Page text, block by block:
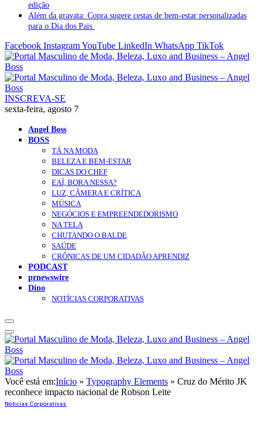
edição
Além da gravata: Copra sugere cestas de bem-estar personalizadas
para o Dia dos Pais
Facebook InstagramYouTube LinkedIn WhatsApp TikTok
INSCREVA-SE
sexta-feira, agosto 7
Angel Boss
BOSS
TÁ NA MODA
BELEZA E BEM-ESTAR
DICAS DO CHEF
EAÍ, BORA NESSA?
LUZ, CÂMERA E CRÍTICA
MÚSICA
NEGÓCIOS E EMPREENDEDORISMO
NA TELA
CHUTANDO O BALDE
SAÚDE
CRÔNICAS DE UM CIDADÃO APRENDIZ
PODCAST
prnewswire
Dino
NOTÍCIAS CORPORATIVAS
Você está em:Início » Typography Elements » Cruz do Mérito JK
reconhece impacto nacional de Robson Leite
Notícias Corporativas